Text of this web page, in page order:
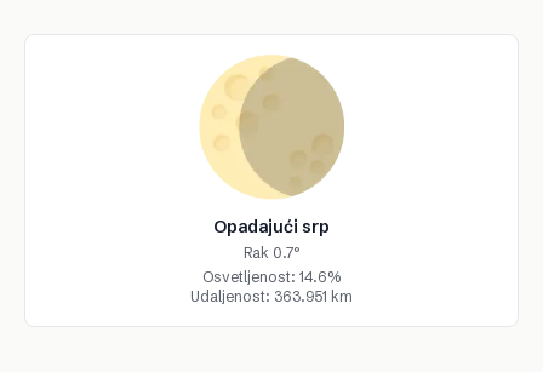
Opadajući srp
Rak 0.7°
Osvetljenost: 14.6%
Udaljenost: 363.951 km